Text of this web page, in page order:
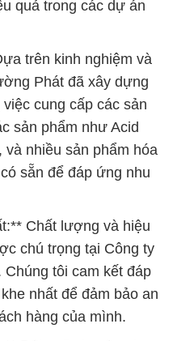
cung cấp các sản
sản phẩm như Acid
nhiều sản phẩm hóa
sẵn để đáp ứng nhu
Chất lượng và hiệu
chú trọng tại Công ty
tôi cam kết đáp
nhất để đảm bảo an
hàng của mình.
Đội ngũ chuyên gia
xu hướng công
phẩm mới. Điều này
gia tăng cho sản xuất